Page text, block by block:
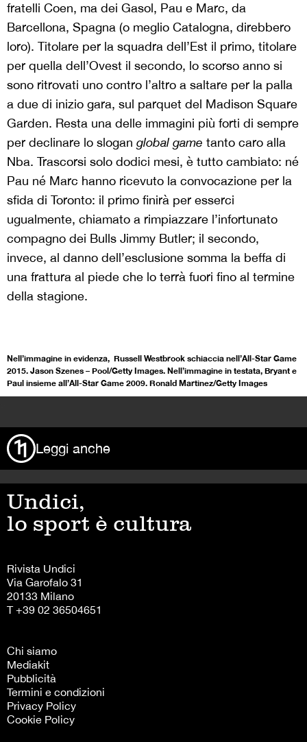
fratelli Coen, ma dei Gasol, Pau e Marc, da
Barcellona, Spagna (o meglio Catalogna, direbbero
loro). Titolare per la squadra dell’Est il primo, titolare
per quella dell’Ovest il secondo, lo scorso anno si
sono ritrovati uno contro l’altro a saltare per la palla
a due di inizio gara, sul parquet del Madison Square
Garden. Resta una delle immagini più forti di sempre
per declinare lo slogan global game tanto caro alla
Nba. Trascorsi solo dodici mesi, è tutto cambiato: né
Pau né Marc hanno ricevuto la convocazione per la
sfida di Toronto: il primo finirà per esserci
ugualmente, chiamato a rimpiazzare l’infortunato
compagno dei Bulls Jimmy Butler; il secondo,
invece, al danno dell’esclusione somma la beffa di
una frattura al piede che lo terrà fuori fino al termine
della stagione.
Nell’immagine in evidenza, Russell Westbrook schiaccia nell’All-Star Game
2015. Jason Szenes – Pool/Getty Images. Nell’immagine in testata, Bryant e
Paul insieme all’All-Star Game 2009. Ronald Martinez/Getty Images
Leggi anche
Undici,
lo sport è cultura
Rivista Undici
Via Garofalo 31
20133 Milano
T +39 02 36504651
Chi siamo
Mediakit
Pubblicità
Termini e condizioni
Privacy Policy
Cookie Policy